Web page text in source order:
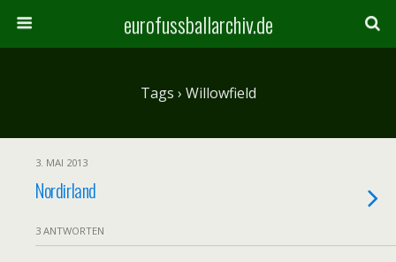
eurofussballarchiv.de
Tags › Willowfield
3. MAI 2013
Nordirland
3 ANTWORTEN